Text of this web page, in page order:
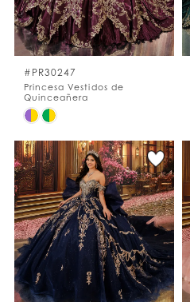
#PR30247
Princesa Vestidos de
Quinceañera
Skip
List
#b8126fdc1f
to
end